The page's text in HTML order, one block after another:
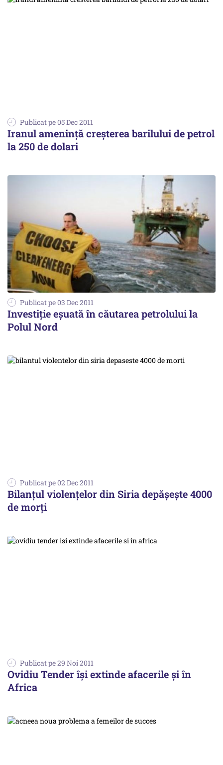
Publicat pe 05 Dec 2011
Iranul ameninţă creşterea barilului de petrol
la 250 de dolari
Publicat pe 03 Dec 2011
Investiție eșuată în căutarea petrolului la
Polul Nord
Publicat pe 02 Dec 2011
Bilanţul violenţelor din Siria depăşeşte 4000
de morţi
Publicat pe 29 Noi 2011
Ovidiu Tender își extinde afacerile și în
Africa